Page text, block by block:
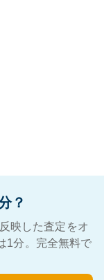
？
映した査定をオ
1分。完全無料で